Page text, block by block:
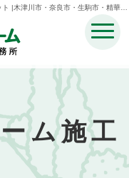
|木津川市・奈良市・生駒市・精華
フォーム
ム施工